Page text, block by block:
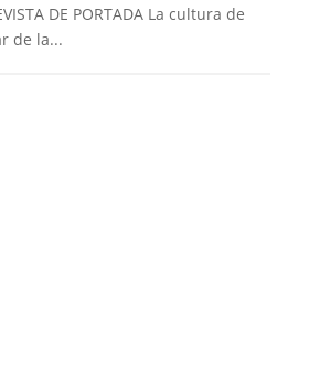
DE PORTADA La cultura de
de la...